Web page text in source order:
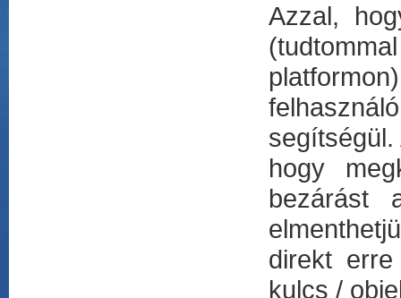
Azzal,
hogy
bezárást
direkt
kulcs /